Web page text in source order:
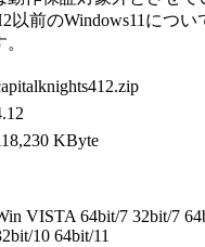
以前のWindows11につ
KByte
VISTA 64bit/7 32bit/7
10 64bit/11